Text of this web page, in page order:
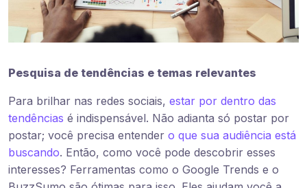
Pesquisa de tendências e temas relevantes
Para brilhar nas redes sociais, estar por dentro das
tendências é indispensável. Não adianta só postar por
postar; você precisa entender o que sua audiência está
buscando. Então, como você pode descobrir esses
interesses? Ferramentas como o Google Trends e o